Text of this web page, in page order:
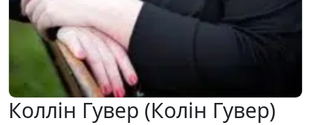
Коллін Гувер (Колін Гувер)